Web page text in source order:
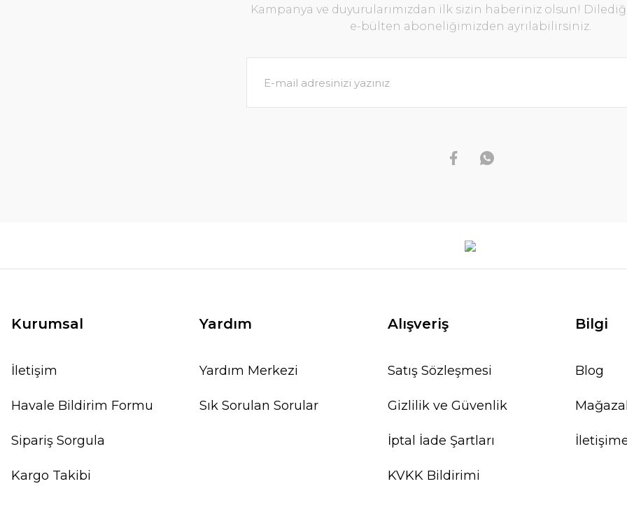
Kampanya ve duyurularımızdan ilk sizin haberiniz olsun!
e-bülten aboneliğimizden ayrılabilirsiniz.
Kurumsal
İletişim
Havale Bildirim Formu
Sipariş Sorgula
Kargo Takibi
Yardım
Yardım Merkezi
Sık Sorulan Sorular
Alışveriş
Satış Sözleşmesi
Gizlilik ve Güvenlik
İptal İade Şartları
KVKK Bildirimi
Bilgi
Blog